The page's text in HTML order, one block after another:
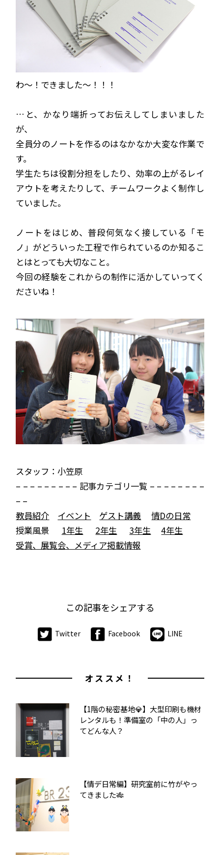
わ〜！できました〜！！！
…と、かなり端折ってお伝えしてしまいました
が、
全員分のノートを作るのはなかなか大変な作業で
す。
学生たちは役割分担をしたり、効率の上がるレイ
アウトを考えたりして、チームワークよく制作し
ていました。
ノートをはじめ、普段何気なく接している「モ
ノ」がどういった工程で作られているのか知るこ
とはとっても大切なこと。
今回の経験をこれからの制作に活かしていってく
ださいね！
スタッフ：小笠原
– – – – – – – – – 記事カテゴリ一覧 – – – – – – – –
– –
教員紹介
イベント ゲスト講義
情Dの日常
授業風景 1年生 2年生 3年生
4年生
受賞、展覧会、メディア掲載情報
この記事をシェアする
Twitter Facebook LINE
オススメ！
【1階の秘密基地💎】大型印刷も機材
レンタルも！準備室の「中の人」っ
てどんな人？
【情デ日常編】研究室前に竹がやっ
てきました🎋